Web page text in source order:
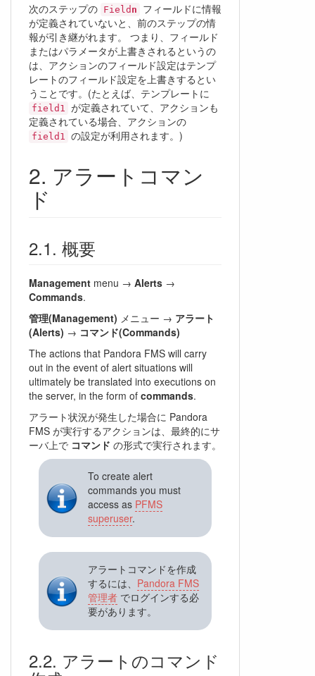
次のステップの Field n
フィールドに情報
が定義されていないと、前のステップの情
報が引き継がれます。 つまり、フィールド
またはパラメータが上書きされるというの
は、アクションのフィールド設定はテンプ
レートのフィールド設定を上書きするとい
うことです。(たとえば、テンプレートに
field1
が定義されていて、アクションも
定義されている場合、アクションの
field1 の設定が利用されます。)
アラートコマン
ド
概要
Management menu → Alerts →
Commands.
管理(Management) メニュー → アラート
(Alerts) → コマンド(Commands)
The actions that Pandora FMS will carry
out in the event of alert situations will
ultimately be translated into executions on
the server, in the form of commands.
アラート状況が発生した場合に Pandora
FMS が実行するアクションは、最終的にサ
ーバ上で コマンド の形式で実行されます。
To create alert
commands you must
access as PFMS
superuser.
アラートコマンドを作成
するには、 Pandora FMS
管理者でログインする必
要があります。
アラートのコマンド